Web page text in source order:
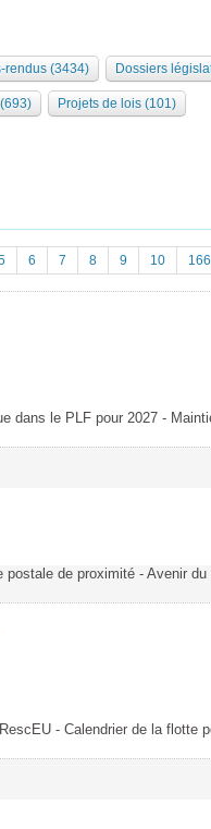
rendus (3434) Dossiers
Projets de lois (101)
6 7 8 9 10
dans le PLF pour 2027 -
de proximité - Avenir du
- Calendrier de la flotte